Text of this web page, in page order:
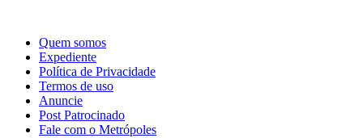
Quem somos
Expediente
Política de Privacidade
Termos de uso
Anuncie
Post Patrocinado
Fale com o Metrópoles